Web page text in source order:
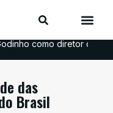
como diretor de
das
Brasil